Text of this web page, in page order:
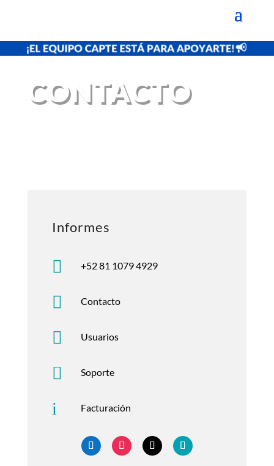
CONTACTO
Informes
 +52 81 1079 4929
 Contacto
 Usuarios
 Soporte
i Facturación